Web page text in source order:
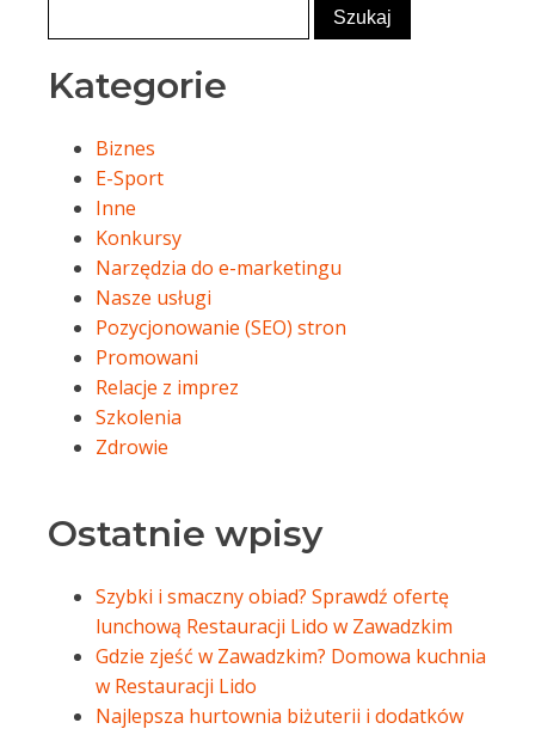
Kategorie
Biznes
E-Sport
Inne
Konkursy
Narzędzia do e-marketingu
Nasze usługi
Pozycjonowanie (SEO) stron
Promowani
Relacje z imprez
Szkolenia
Zdrowie
Ostatnie wpisy
Szybki i smaczny obiad? Sprawdź ofertę
lunchową Restauracji Lido w Zawadzkim
Gdzie zjeść w Zawadzkim? Domowa kuchnia
w Restauracji Lido
Najlepsza hurtownia biżuterii i dodatków